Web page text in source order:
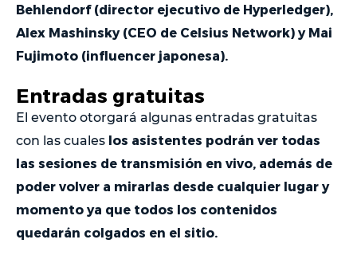
Behlendorf (director ejecutivo de Hyperledger),
Alex Mashinsky (CEO de Celsius Network) y Mai
Fujimoto (influencer japonesa).
Entradas gratuitas
El evento otorgará algunas entradas gratuitas
con las cuales los asistentes podrán ver todas
las sesiones de transmisión en vivo, además de
poder volver a mirarlas desde cualquier lugar y
momento ya que todos los contenidos
quedarán colgados en el sitio.